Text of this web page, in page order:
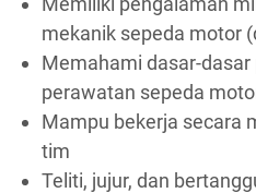
mekanik sepeda motor
Memahami dasar-dasar
perawatan sepeda
Mampu bekerja secara
tim
Teliti, jujur, dan